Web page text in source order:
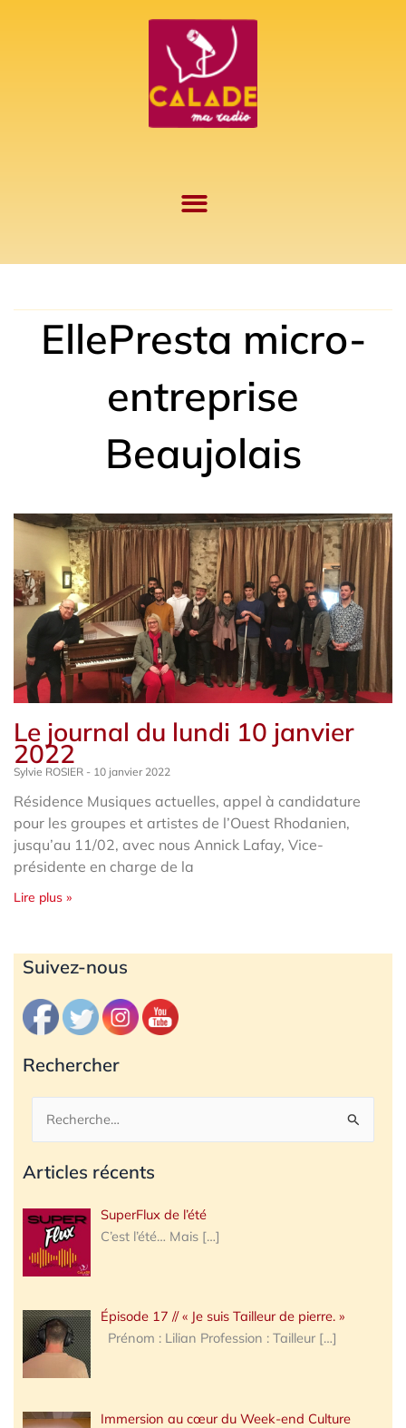
EllePresta micro-
entreprise
Beaujolais
Le journal du lundi 10 janvier
2022
Sylvie ROSIER 10 janvier 2022
Résidence Musiques actuelles, appel à candidature
pour les groupes et artistes de l’Ouest Rhodanien,
jusqu’au 11/02, avec nous Annick Lafay, Vice-
présidente en charge de la
Lire plus »
Suivez-nous
Rechercher
Rechercher :
Articles récents
SuperFlux de l’été
C’est l’été… Mais […]
Épisode 17 // « Je suis Tailleur de pierre. »
Prénom : Lilian Profession : Tailleur […]
Immersion au cœur du Week-end Culture
Archives